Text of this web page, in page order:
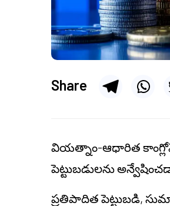
Share
వియత్నాం-ఆధారిత
పెట్టుబడులను
ప్రతిపాదిత పెట్టుబడి,